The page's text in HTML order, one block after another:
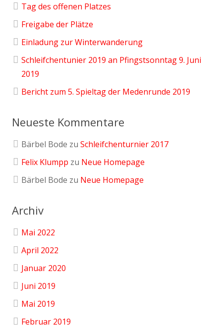
Tag des offenen Platzes
Freigabe der Plätze
Einladung zur Winterwanderung
Schleifchentunier 2019 an Pfingstsonntag 9. Juni
2019
Bericht zum 5. Spieltag der Medenrunde 2019
Neueste Kommentare
Bärbel Bode zuSchleifchenturnier 2017
Felix Klumpp zu Neue Homepage
Bärbel Bode zu Neue Homepage
Archiv
Mai 2022
April 2022
Januar 2020
Juni 2019
Mai 2019
Februar 2019